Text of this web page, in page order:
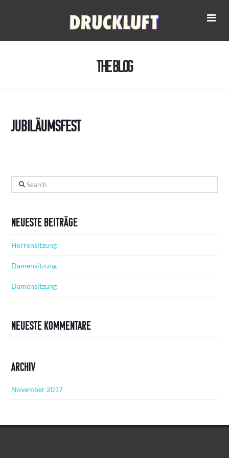
The Blog
Jubiläumsfest
Search
Neueste Beiträge
Herrensitzung
Damensitzung
Damensitzung
Neueste Kommentare
Archiv
November 2017